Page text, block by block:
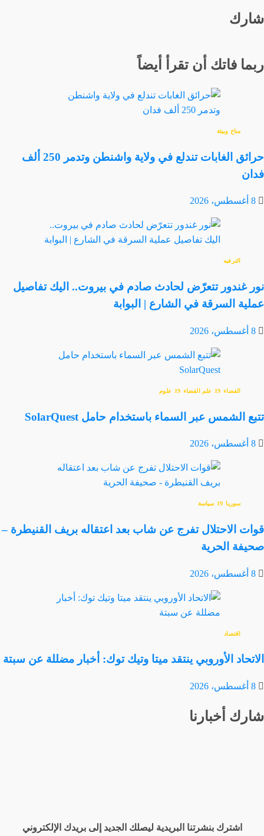
شارك
ربما فاتك أن تقرأ أيضاً
مناخ وبيئة
حرائق الغابات تندلع في ولاية واشنطن وتدمر 250 ألف
فدان
8 أغسطس، 2026
الترفيه
نور غندور تتعرّض لحادث صادم في بيروت.. اليك تفاصيل
عملية السرقة في الشارع | البوابة
8 أغسطس، 2026
الفضاء علم الفضاء علوم
تتبع الشمس عبر السماء باستخدام حامل SolarQuest
8 أغسطس، 2026
سوريا سياسة
قوات الاحتلال تفرج عن شاب بعد اعتقاله بريف القنيطرة –
صحيفة الحرية
8 أغسطس، 2026
اقتصاد
الاتحاد الأوروبي ينتقد ميتا وتيك توك: أخبار مضللة عن سبتة
8 أغسطس، 2026
شارك أخبارنا
اشترك بنشرتنا البريدية ليصلك الجديد إلى بريدك الإلكتروني